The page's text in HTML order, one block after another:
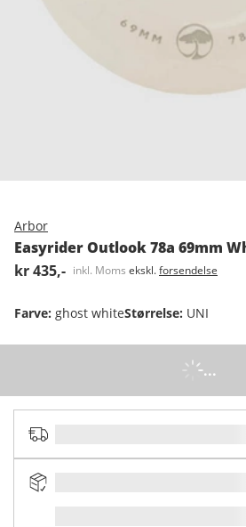
Arbor
Easyrider Outlook 78a 69mm
kr 435,- inkl. Moms ekskl.forsendelse
Farve: ghost whiteStørrelse: UNI
...